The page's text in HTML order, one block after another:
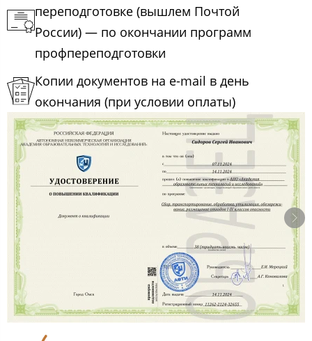
переподготовке (вышлем Почтой
России) — по окончании программ
профпереподготовки
Копии документов на e-mail в день
окончания (при условии оплаты)